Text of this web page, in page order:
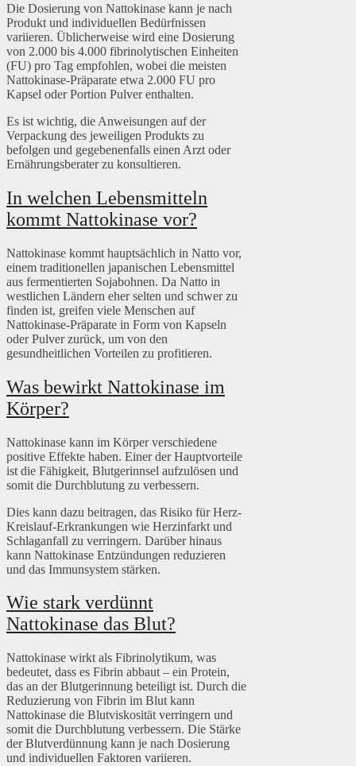
Die Dosierung von Nattokinase kann je nach
Produkt und individuellen Bedürfnissen
variieren. Üblicherweise wird eine Dosierung
von 2.000 bis 4.000 fibrinolytischen Einheiten
(FU) pro Tag empfohlen, wobei die meisten
Nattokinase-Präparate etwa 2.000 FU pro
Kapsel oder Portion Pulver enthalten.
Es ist wichtig, die Anweisungen auf der
Verpackung des jeweiligen Produkts zu
befolgen und gegebenenfalls einen Arzt oder
Ernährungsberater zu konsultieren.
In welchen Lebensmitteln
kommt Nattokinase vor?
Nattokinase kommt hauptsächlich in Natto vor,
einem traditionellen japanischen Lebensmittel
aus fermentierten Sojabohnen. Da Natto in
westlichen Ländern eher selten und schwer zu
finden ist, greifen viele Menschen auf
Nattokinase-Präparate in Form von Kapseln
oder Pulver zurück, um von den
gesundheitlichen Vorteilen zu profitieren.
Was bewirkt Nattokinase im
Körper?
Nattokinase kann im Körper verschiedene
positive Effekte haben. Einer der Hauptvorteile
ist die Fähigkeit, Blutgerinnsel aufzulösen und
somit die Durchblutung zu verbessern.
Dies kann dazu beitragen, das Risiko für Herz-
Kreislauf-Erkrankungen wie Herzinfarkt und
Schlaganfall zu verringern. Darüber hinaus
kann Nattokinase Entzündungen reduzieren
und das Immunsystem stärken.
Wie stark verdünnt
Nattokinase das Blut?
Nattokinase wirkt als Fibrinolytikum, was
bedeutet, dass es Fibrin abbaut – ein Protein,
das an der Blutgerinnung beteiligt ist. Durch die
Reduzierung von Fibrin im Blut kann
Nattokinase die Blutviskosität verringern und
somit die Durchblutung verbessern. Die Stärke
der Blutverdünnung kann je nach Dosierung
und individuellen Faktoren variieren.